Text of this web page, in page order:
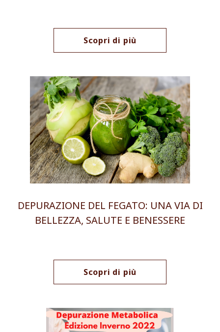
Scopri di più
DEPURAZIONE DEL FEGATO: UNA VIA DI
BELLEZZA, SALUTE E BENESSERE
Scopri di più